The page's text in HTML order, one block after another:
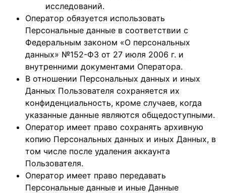
исследований.
Оператор обязуется использовать
Персональные данные в соответствии с
Федеральным законом «О персональных
данных» №152-ФЗ от 27 июля 2006 г. и
внутренними документами Оператора.
В отношении Персональных данных и иных
Данных Пользователя сохраняется их
конфиденциальность, кроме случаев, когда
указанные данные являются общедоступными.
Оператор имеет право сохранять архивную
копию Персональных данных и иных Данных, в
том числе после удаления аккаунта
Пользователя.
Оператор имеет право передавать
Персональные данные и иные Данные